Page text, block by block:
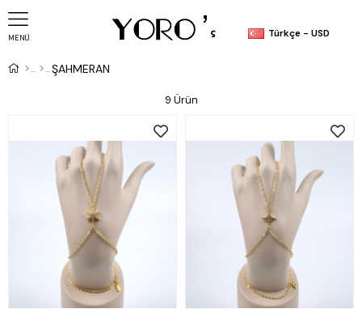
MENÜ Türkçe - USD
ŞAHMERAN
9 Ürün